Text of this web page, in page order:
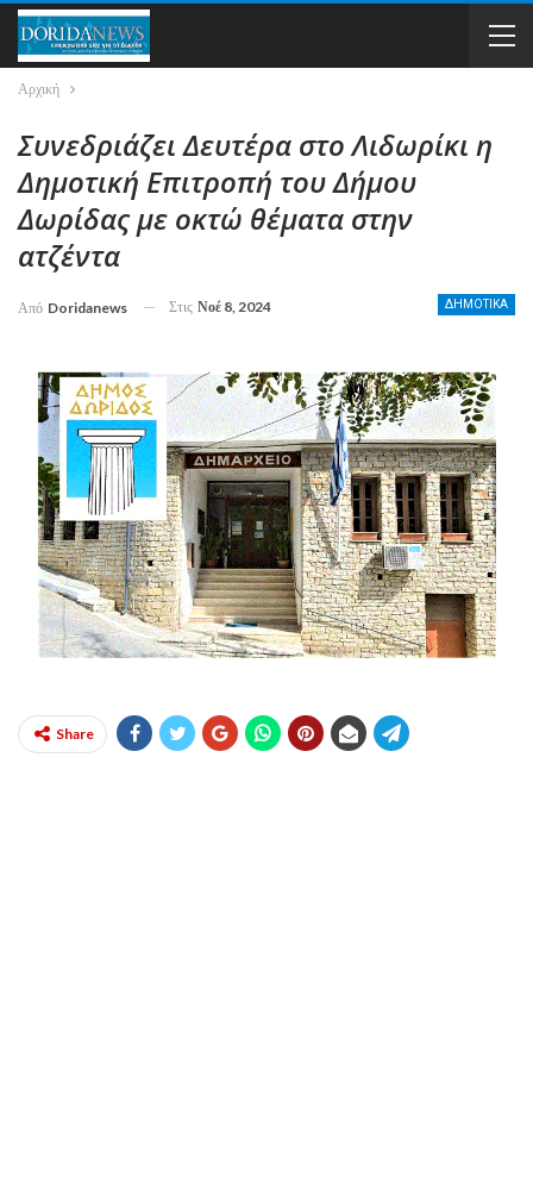
Αρχική
Συνεδριάζει Δευτέρα στο Λιδωρίκι η
Δημοτική Επιτροπή του Δήμου
Δωρίδας με οκτώ θέματα στην
ατζέντα
ΔΗΜΟΤΙΚΑ
Από Doridanews Στις Νοέ 8, 2024
Share